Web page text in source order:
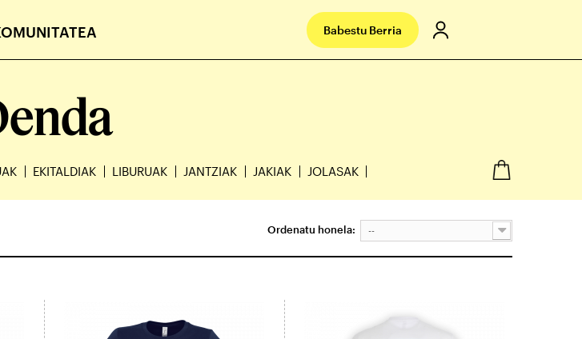
Babestu Berria
EKITALDIAK LIBURUAK JANTZIAK JAKIAK JOLASAK
Ordenatu honela: --